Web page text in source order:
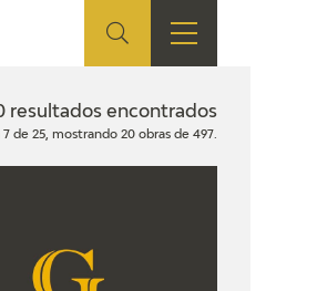
EDUCA
FICHAS ARASAAC
resultados encontrados
7 de 25, mostrando 20 obras de 497.